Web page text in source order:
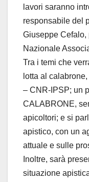
lavori saranno
responsabile del
Giuseppe Cefalo,
Nazionale
Tra i temi che
lotta al
– CNR-IPSP; un
CALABRONE,
apicoltori; e si
apistico, con un
attuale e sulle
Inoltre, sarà
situazione